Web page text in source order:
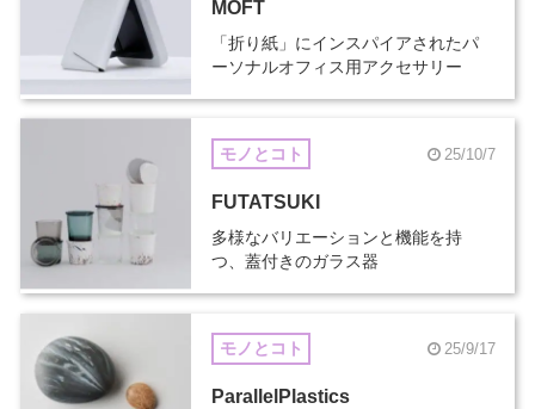
MOFT
「折り紙」にインスパイアされたパ
ーソナルオフィス用アクセサリー
モノとコト 25/10/7
FUTATSUKI
多様なバリエーションと機能を持
つ、蓋付きのガラス器
モノとコト 25/9/17
ParallelPlastics